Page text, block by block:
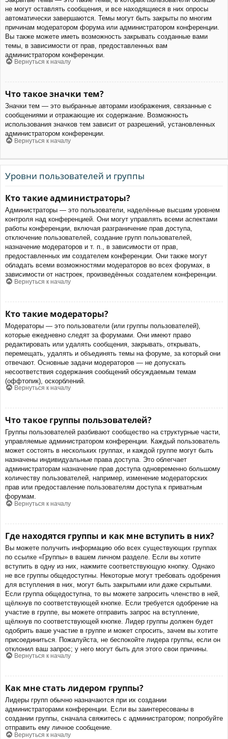
не могут оставлять сообщения, и все находящиеся в них опросы
автоматически завершаются. Темы могут быть закрыты по многим
причинам модератором форума или администратором конференции.
Вы также можете иметь возможность закрывать созданные вами
темы, в зависимости от прав, предоставленных вам
администратором конференции.
Вернуться к началу
Что такое значки тем?
Значки тем — это выбранные авторами изображения, связанные с
сообщениями и отражающие их содержание. Возможность
использования значков тем зависит от разрешений, установленных
администратором конференции.
Вернуться к началу
Уровни пользователей и группы
Кто такие администраторы?
Администраторы — это пользователи, наделённые высшим уровнем
контроля над конференцией. Они могут управлять всеми аспектами
работы конференции, включая разграничение прав доступа,
отключение пользователей, создание групп пользователей,
назначение модераторов и т. п., в зависимости от прав,
предоставленных им создателем конференции. Они также могут
обладать всеми возможностями модераторов во всех форумах, в
зависимости от настроек, произведённых создателем конференции.
Вернуться к началу
Кто такие модераторы?
Модераторы — это пользователи (или группы пользователей),
которые ежедневно следят за форумами. Они имеют право
редактировать или удалять сообщения, закрывать, открывать,
перемещать, удалять и объединять темы на форуме, за который они
отвечают. Основные задачи модераторов — не допускать
несоответствия содержания сообщений обсуждаемым темам
(оффтопик), оскорблений.
Вернуться к началу
Что такое группы пользователей?
Группы пользователей разбивают сообщество на структурные части,
управляемые администратором конференции. Каждый пользователь
может состоять в нескольких группах, и каждой группе могут быть
назначены индивидуальные права доступа. Это облегчает
администраторам назначение прав доступа одновременно большому
количеству пользователей, например, изменение модераторских
прав или предоставление пользователям доступа к приватным
форумам.
Вернуться к началу
Где находятся группы и как мне вступить в них?
Вы можете получить информацию обо всех существующих группах
по ссылке «Группы» в вашем личном разделе. Если вы хотите
вступить в одну из них, нажмите соответствующую кнопку. Однако
не все группы общедоступны. Некоторые могут требовать одобрения
для вступления в них, могут быть закрытыми или даже скрытыми.
Если группа общедоступна, то вы можете запросить членство в ней,
щёлкнув по соответствующей кнопке. Если требуется одобрение на
участие в группе, вы можете отправить запрос на вступление,
щёлкнув по соответствующей кнопке. Лидер группы должен будет
одобрить ваше участие в группе и может спросить, зачем вы хотите
присоединиться. Пожалуйста, не беспокойте лидера группы, если он
отклонил ваш запрос; у него могут быть для этого свои причины.
Вернуться к началу
Как мне стать лидером группы?
Лидеры групп обычно назначаются при их создании
администраторами конференции. Если вы заинтересованы в
создании группы, сначала свяжитесь с администратором; попробуйте
отправить ему личное сообщение.
Вернуться к началу